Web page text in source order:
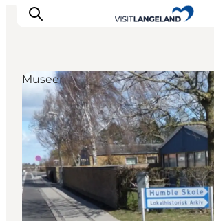
Oplevelser
Byer og øer
Outdoor
Overnatning
Planlæg ferie
Museer